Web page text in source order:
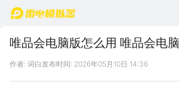
首页
唯品会电脑版怎么用 唯品会电
作者: 词白发布时间: 2026年05月10日 14:36